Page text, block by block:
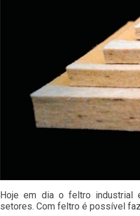
Hoje em dia o feltro industrial
setores. Com feltro é possível